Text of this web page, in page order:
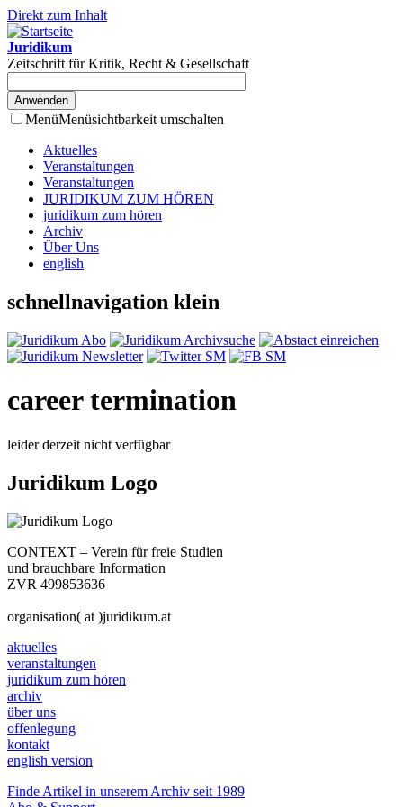
Direkt zum Inhalt
Juridikum
Zeitschrift für Kritik, Recht & Gesellschaft
MenüMenüsichtbarkeit umschalten
Aktuelles
Veranstaltungen
Veranstaltungen
JURIDIKUM ZUM HÖREN
juridikum zum hören
Archiv
Über Uns
english
schnellnavigation klein
career termination
leider derzeit nicht verfügbar
Juridikum Logo
CONTEXT – Verein für freie Studien
und brauchbare Information
ZVR 499853636
organisation( at )juridikum.at
aktuelles
veranstaltungen
juridikum zum hören
archiv
über uns
offenlegung
kontakt
english version
Finde Artikel in unserem Archiv seit 1989